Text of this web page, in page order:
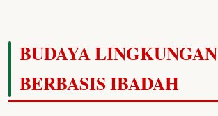
BUDAYA LINGKUNGAN
BERBASIS IBADAH